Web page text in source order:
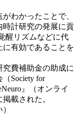
わかったことで、
時計研究の発展に貢
醒リズムなどに代
有効であることを
費補助金の助成に
Society for
』（オンライ
載された。